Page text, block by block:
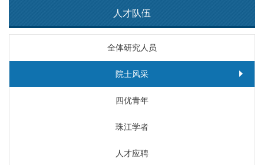
人才队伍
全体研究人员
院士风采
四优青年
珠江学者
人才应聘